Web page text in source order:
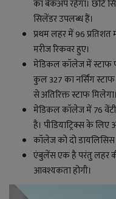
का बेकअप रहेगा। छोटे
सिलेंडर उपलब्ध हैं।
प्रथम लहर में96
मरीज रिकवर हुए।
मेडिकल कॉलेज में स्टाफ
कुल327का नर्सिंग
से अतिरिक्त स्टाफ मिलेगा।
मेडिकल कॉलेज में 76
है। पीडियाट्रिक्स के लिए
कॉलेज को दो डायलिसिस
एंबुलेंस एक है परंतु लहर
आवश्यकता होगी।